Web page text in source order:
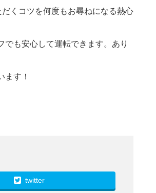
くコツを何度もお尋ねになる熱心
でも安心して運転できます。あり
ます！
twitter